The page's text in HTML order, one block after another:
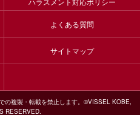
よくある質問
サイトマップ
の複製・転載を禁止します。©VISSEL KOBE,
RESERVED.